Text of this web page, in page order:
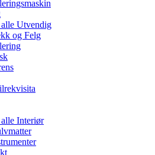
alle Utvendig
og Felg
alle Interiør